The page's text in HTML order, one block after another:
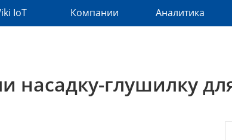
IoT Компании Аналитика
насадку-глушилку